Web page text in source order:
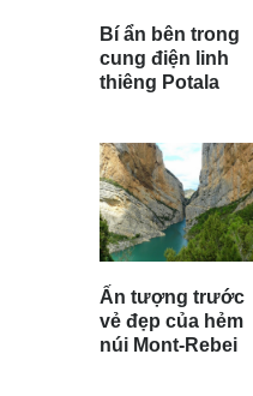
Bí ẩn bên trong
cung điện linh
thiêng Potala
Ấn tượng trước
vẻ đẹp của hẻm
núi Mont-Rebei